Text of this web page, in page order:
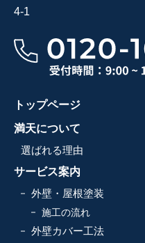
4-1
トップページ
満天について
選ばれる理由
サービス案内
外壁・屋根塗装
施工の流れ
外壁カバー工法